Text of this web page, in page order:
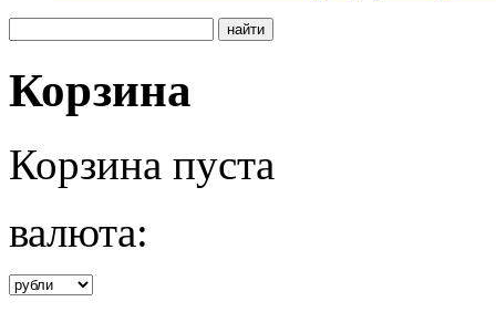
Корзина
Корзина пуста
валюта: